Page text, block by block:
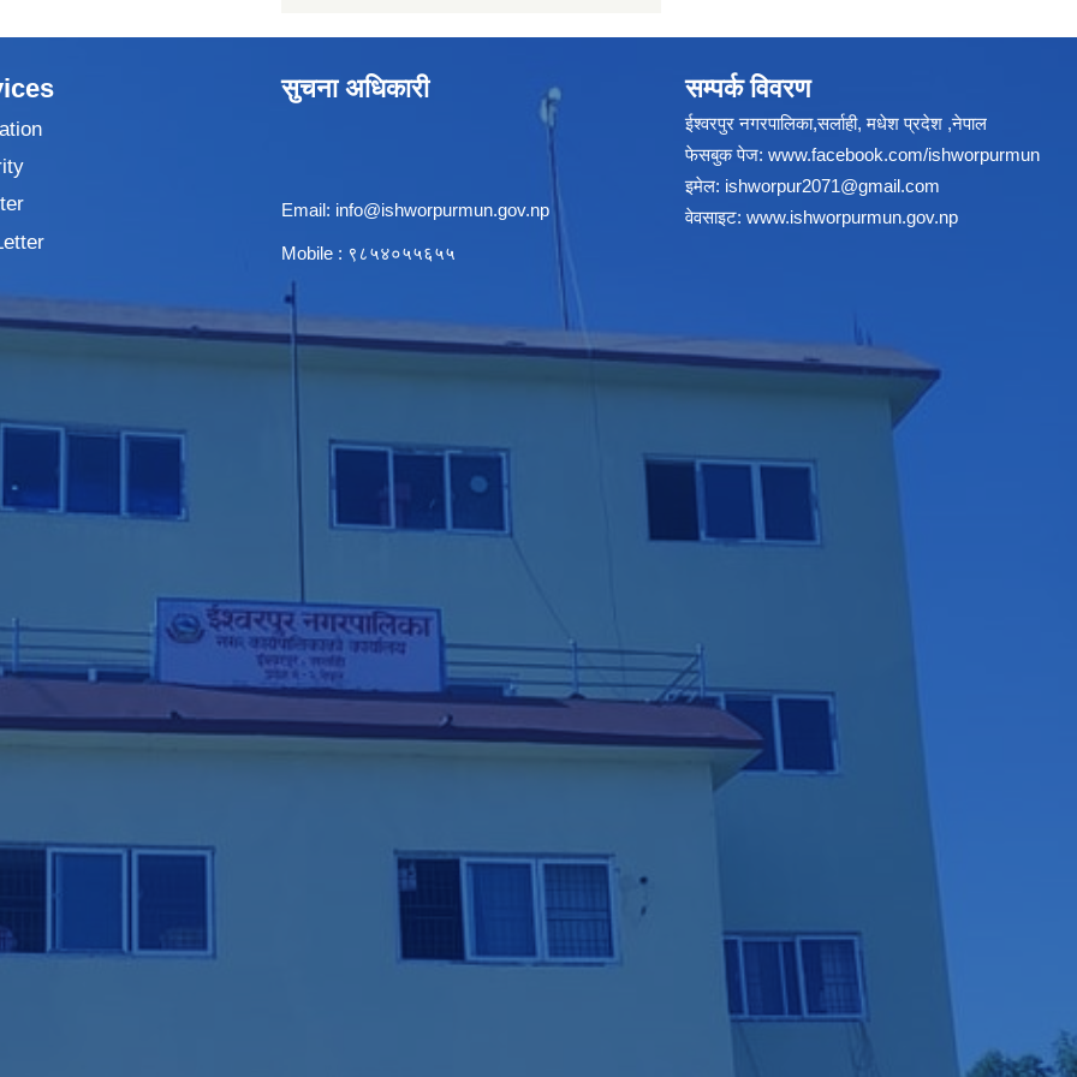
सुचना अधिकारी
Email: info@ishworpurmun.gov.np
Mobile : ९८५४०५५६५५
सम्पर्क विवरण
ईश्वरपुर नगरपालिका,सर्लाही, मधेश प्रदेश ,नेपाल
फेसबुक पेज: www.facebook.com/ishworpurmun
इमेल: ishworpur2071@gmail.com
वेवसाइट: www.ishworpurmun.gov.np